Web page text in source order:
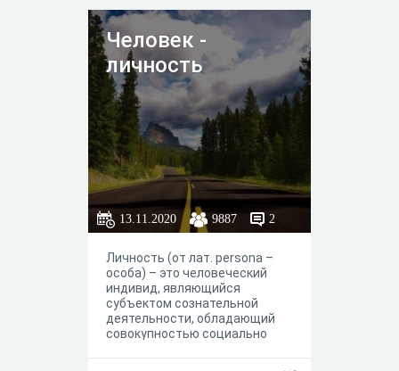
характеристиками:
предметное, образное,
знаковое и символическое
мышление.
Человек -
личность
13.11.2020 9887 2
Личность (от лат. persona –
особа) – это человеческий
индивид, являющийся
субъектом сознательной
деятельности, обладающий
совокупностью социально